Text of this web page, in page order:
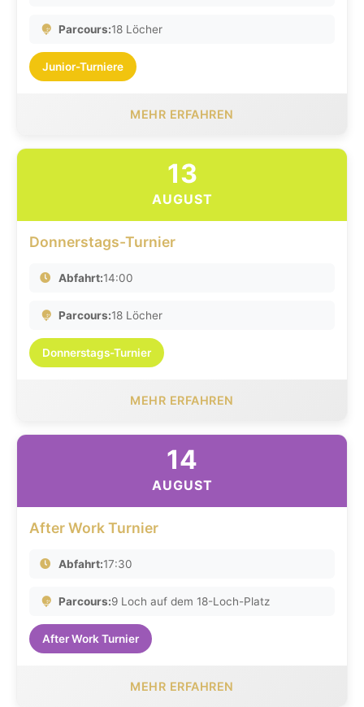
Parcours:18 Löcher
Junior-Turniere
MEHR ERFAHREN
13
AUGUST
Donnerstags-Turnier
Abfahrt:14:00
Parcours:18 Löcher
Donnerstags-Turnier
MEHR ERFAHREN
14
AUGUST
After Work Turnier
Abfahrt:17:30
Parcours:9 Loch auf dem 18-Loch-Platz
After Work Turnier
MEHR ERFAHREN